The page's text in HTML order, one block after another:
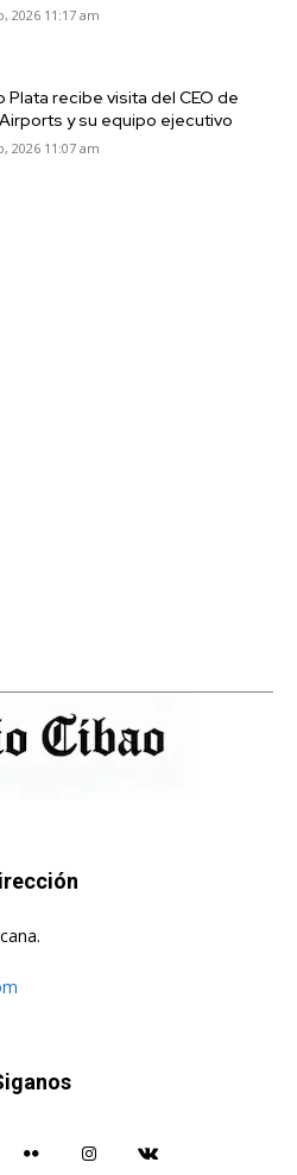
2026 11:17 am
Plata recibe visita del CEO de
y su equipo ejecutivo
2026 11:07 am